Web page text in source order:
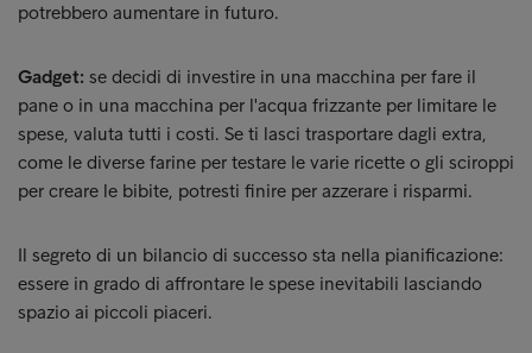
potrebbero aumentare in futuro.
Gadget: se decidi di investire in una macchina per fare il
pane o in una macchina per l'acqua frizzante per limitare le
spese, valuta tutti i costi. Se ti lasci trasportare dagli extra,
come le diverse farine per testare le varie ricette o gli sciroppi
per creare le bibite, potresti finire per azzerare i risparmi.
Il segreto di un bilancio di successo sta nella pianificazione:
essere in grado di affrontare le spese inevitabili lasciando
spazio ai piccoli piaceri.